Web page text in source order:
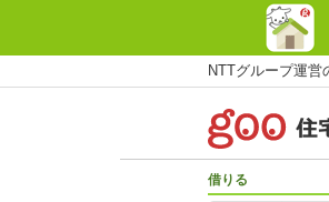
NTTグループ運営
借りる